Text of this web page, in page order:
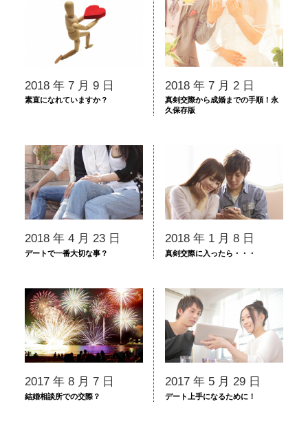
2018 年 7 月 9 日
素直になれていますか？
2018 年 7 月 2 日
真剣交際から成婚までの手順！永
久保存版
2018 年 4 月 23 日
デートで一番大切な事？
2018 年 1 月 8 日
真剣交際に入ったら・・・
2017 年 8 月 7 日
結婚相談所での交際？
2017 年 5 月 29 日
デート上手になるために！